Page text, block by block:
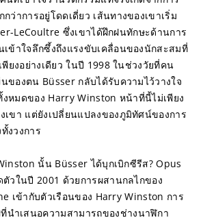
ว่าการอยู่โดดเดี่ยว เส้นทางของเขาเริ่ม
LeCoultre ซึ่งเขาได้ฝึกฝนทักษะด้านการ
ข้าใจลึกซึ้งถึงแรงขับเคลื่อนของนักสะสมที่
พียงอย่างเดียว ในปี 1998 ในช่วงวัยที่คน
ของตน Büsser กลับได้รับความไว้วางใจ
หมดของ Harry Winston หน้าที่นี้ไม่เพียง
เขา แต่ยังเปลี่ยนแปลงของภูมิทัศน์ของการ
งวงการ
นั้น Büsser ได้บุกเบิกซีรีส? Opus
วในปี 2001 ด้วยการผสานกลไกของ
เข้ากับตัวเรือนของ Harry Winston การ
นำเสนอความสามารถของช่างนาฬิกา